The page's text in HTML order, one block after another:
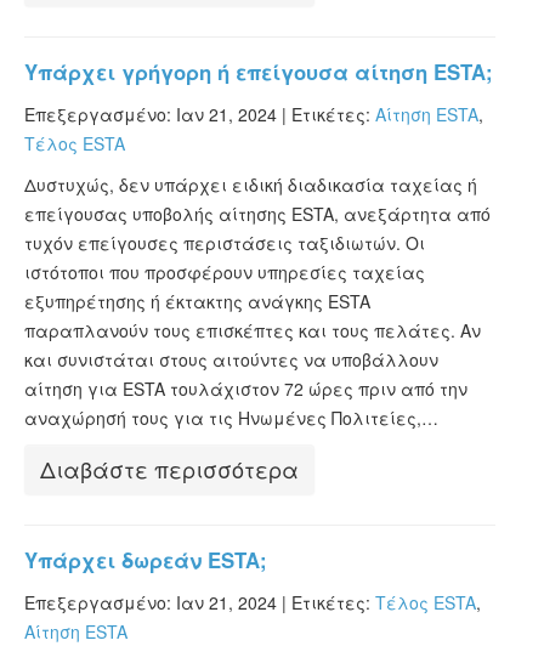
Υπάρχει γρήγορη ή επείγουσα αίτηση ESTA;
Επεξεργασμένο: Ιαν 21, 2024 | Ετικέτες: Αίτηση ESTA,
Τέλος ESTA
Δυστυχώς, δεν υπάρχει ειδική διαδικασία ταχείας ή
επείγουσας υποβολής αίτησης ESTA, ανεξάρτητα από
τυχόν επείγουσες περιστάσεις ταξιδιωτών. Οι
ιστότοποι που προσφέρουν υπηρεσίες ταχείας
εξυπηρέτησης ή έκτακτης ανάγκης ESTA
παραπλανούν τους επισκέπτες και τους πελάτες. Αν
και συνιστάται στους αιτούντες να υποβάλλουν
αίτηση για ESTA τουλάχιστον 72 ώρες πριν από την
αναχώρησή τους για τις Ηνωμένες Πολιτείες,…
Διαβάστε περισσότερα
Υπάρχει δωρεάν ESTA;
Επεξεργασμένο: Ιαν 21, 2024 | Ετικέτες: Τέλος ESTA,
Αίτηση ESTA